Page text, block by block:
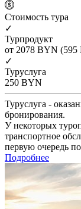
Cтоимость тура
✓
Турпродукт
от 2078 BYN (595
✓
Туруслуга
250 BYN
Туруслуга -
бронирования.
У некоторых
транспортное
первую очередь
Подробнее